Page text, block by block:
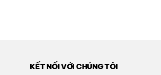
KẾT NỐI VỚI CHÚNG TÔI